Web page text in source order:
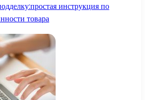
инструкция по
товара